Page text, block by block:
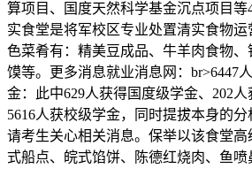
算项目、国度天然科学基金沉点项目等
实食堂是将军校区专业处置清实食物
色菜肴有：精美豆成品、牛羊肉食物
馍等。更多消息就业消息网：br>6447
金：此中629人获得国度级学金、202人
5616人获校级学金，同时提拔本身的分
请考生关心相关消息。保举以该食堂
式船点、皖式馅饼、陈德红烧肉、鱼喷